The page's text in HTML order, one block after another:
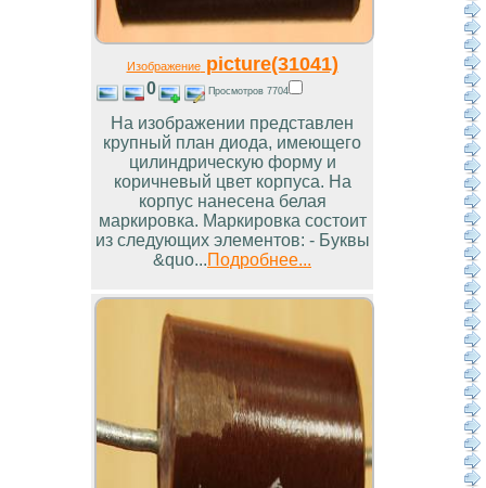
Изображениеpicture(31041)
0 Просмотров 7704
На изображении представлен
крупный план диода, имеющего
цилиндрическую форму и
коричневый цвет корпуса. На
корпус нанесена белая
маркировка. Маркировка состоит
из следующих элементов: - Буквы
&quo...Подробнее...